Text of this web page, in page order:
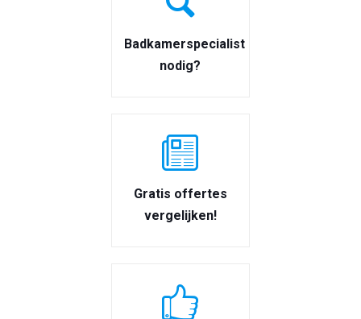
Badkamerspecialist
nodig?
Gratis offertes
vergelijken!